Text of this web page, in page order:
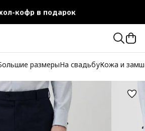
кофр в подарок
при заказе от 10 000 руб.
размерыНа свадьбуКожа и